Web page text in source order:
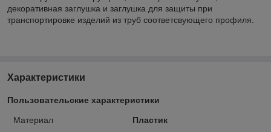
декоративная заглушка и заглушка для защиты при
транспортировке изделий из труб соответсвующего профиля.
Характеристики
Пользовательские характеристики
Материал
Пластик